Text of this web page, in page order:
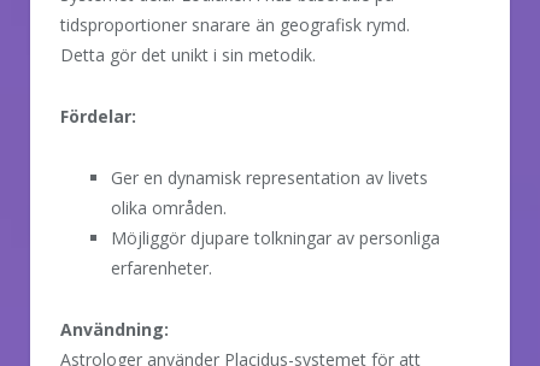
tidsproportioner snarare än geografisk rymd.
Detta gör det unikt i sin metodik.
Fördelar:
Ger en dynamisk representation av livets
olika områden.
Möjliggör djupare tolkningar av personliga
erfarenheter.
Användning:
Astrologer använder Placidus-systemet för att